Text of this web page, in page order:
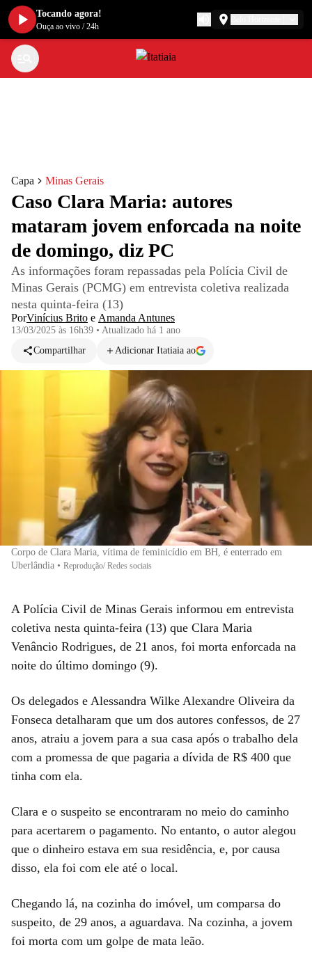
Capa Minas Gerais
Caso Clara Maria: autores
mataram jovem enforcada na noite
de domingo, diz PC
As informações foram repassadas pela Polícia Civil de
Minas Gerais (PCMG) em entrevista coletiva realizada
nesta quinta-feira (13)
PorVinícius Brito e Amanda Antunes
13/03/2025 às 16h39 • Atualizado há 1 ano
Compartilhar
Adicionar Itatiaia ao
Corpo de Clara Maria, vítima de feminicídio em BH, é enterrado em
Uberlândia • Reprodução/ Redes sociais
A Polícia Civil de Minas Gerais informou em entrevista
coletiva nesta quinta-feira (13) que Clara Maria
Venâncio Rodrigues, de 21 anos, foi morta enforcada na
noite do último domingo (9).
Os delegados e Alessandra Wilke Alexandre Oliveira da
Fonseca detalharam que um dos autores confessos, de 27
anos, atraiu a jovem para a sua casa após o trabalho dela
com a promessa de que pagaria a dívida de R$ 400 que
tinha com ela.
Clara e o suspeito se encontraram no meio do caminho
para acertarem o pagamento. No entanto, o autor alegou
que o dinheiro estava em sua residência, e, por causa
disso, ela foi com ele até o local.
Chegando lá, na cozinha do imóvel, um comparsa do
suspeito, de 29 anos, a aguardava. Na cozinha, a jovem
foi morta com um golpe de mata leão.
Tocando agora!
Ouça ao vivo /24h